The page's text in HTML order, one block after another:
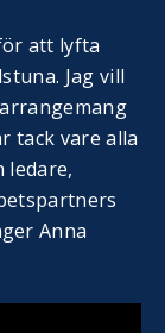
att lyfta
Jag vill
tack vare alla
ledare,
Anna